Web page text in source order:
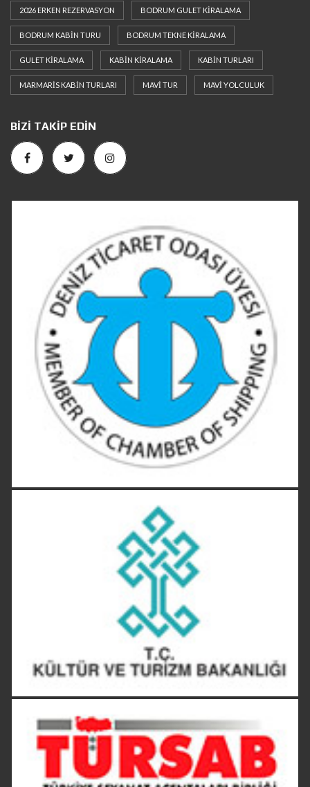
2026 ERKEN REZERVASYON BODRUM GULET KIRALAMA
BODRUM KABIN TURU BODRUM TEKNE KIRALAMA
GULET KIRALAMA KABIN KIRALAMA KABIN TURLARI
MARMARIS KABIN TURLARI MAVI TUR MAVI YOLCULUK
BIZI TAKIP EDIN